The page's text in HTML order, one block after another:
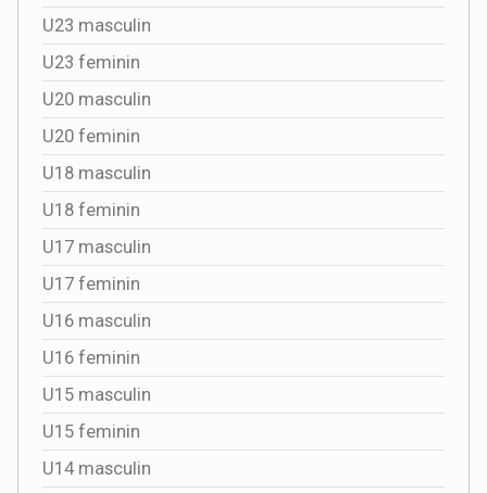
U23 masculin
U23 feminin
U20 masculin
U20 feminin
U18 masculin
U18 feminin
U17 masculin
U17 feminin
U16 masculin
U16 feminin
U15 masculin
U15 feminin
U14 masculin